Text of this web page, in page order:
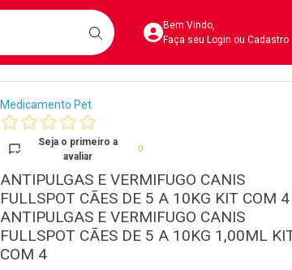
BUSCARAcesse sua
Bem Vindo,
Faça seu Login ou Cadastro
Breadcrumb
Medicamento Pet
Seja o primeiro a
avaliar
0
ANTIPULGAS E VERMIFUGO CANIS
FULLSPOT CÃES DE 5 A 10KG KIT COM
ANTIPULGAS E VERMIFUGO CANIS
FULLSPOT CÃES DE 5 A 10KG 1,00ML
COM 4